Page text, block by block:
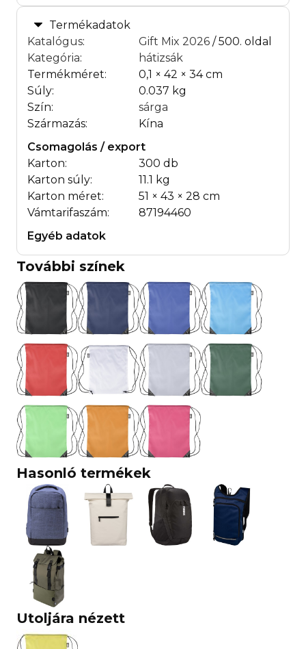
Termékadatok
Katalógus: Gift Mix 2026 / 500. oldal
Kategória:
hátizsák
Termékméret:
0,1 × 42 × 34 cm
Súly:
0.037 kg
Szín:
sárga
Származás:
Kína
Csomagolás / export
Karton:
300 db
Karton súly:
11.1 kg
Karton méret:
51 × 43 × 28 cm
Vámtarifaszám:
87194460
Egyéb adatok
További színek
Hasonló termékek
Utoljára nézett